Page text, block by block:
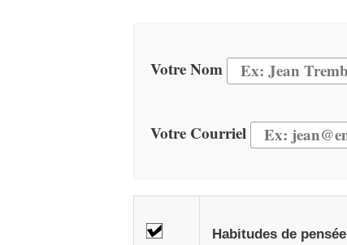
Votre Nom
Votre Courriel
Habitudes de pensée